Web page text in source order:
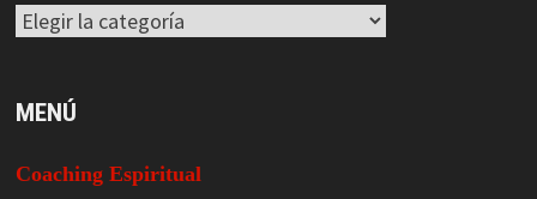
Categorías
MENÚ
Coaching Espiritual